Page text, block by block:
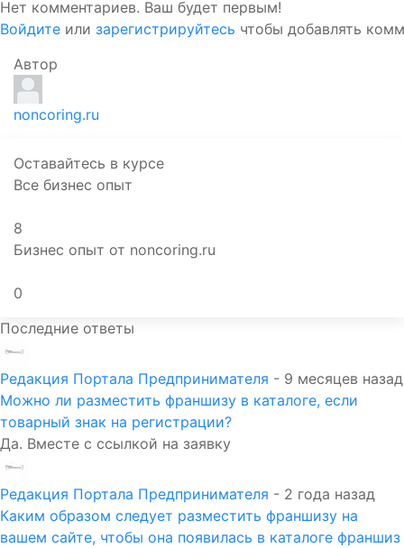
Нет комментариев. Ваш будет первым!
Войдите или зарегистрируйтесь чтобы добавлять
Автор
noncoring.ru
Оставайтесь в курсе
Все бизнес опыт
8
Бизнес опыт от noncoring.ru
0
Последние ответы
Редакция Портала Предпринимателя - 9 месяцев назад
Можно ли разместить франшизу в каталоге, если
товарный знак на регистрации?
Да. Вместе с ссылкой на заявку
Редакция Портала Предпринимателя - 2 года назад
Каким образом следует разместить франшизу на
вашем сайте, чтобы она появилась в каталоге франшиз